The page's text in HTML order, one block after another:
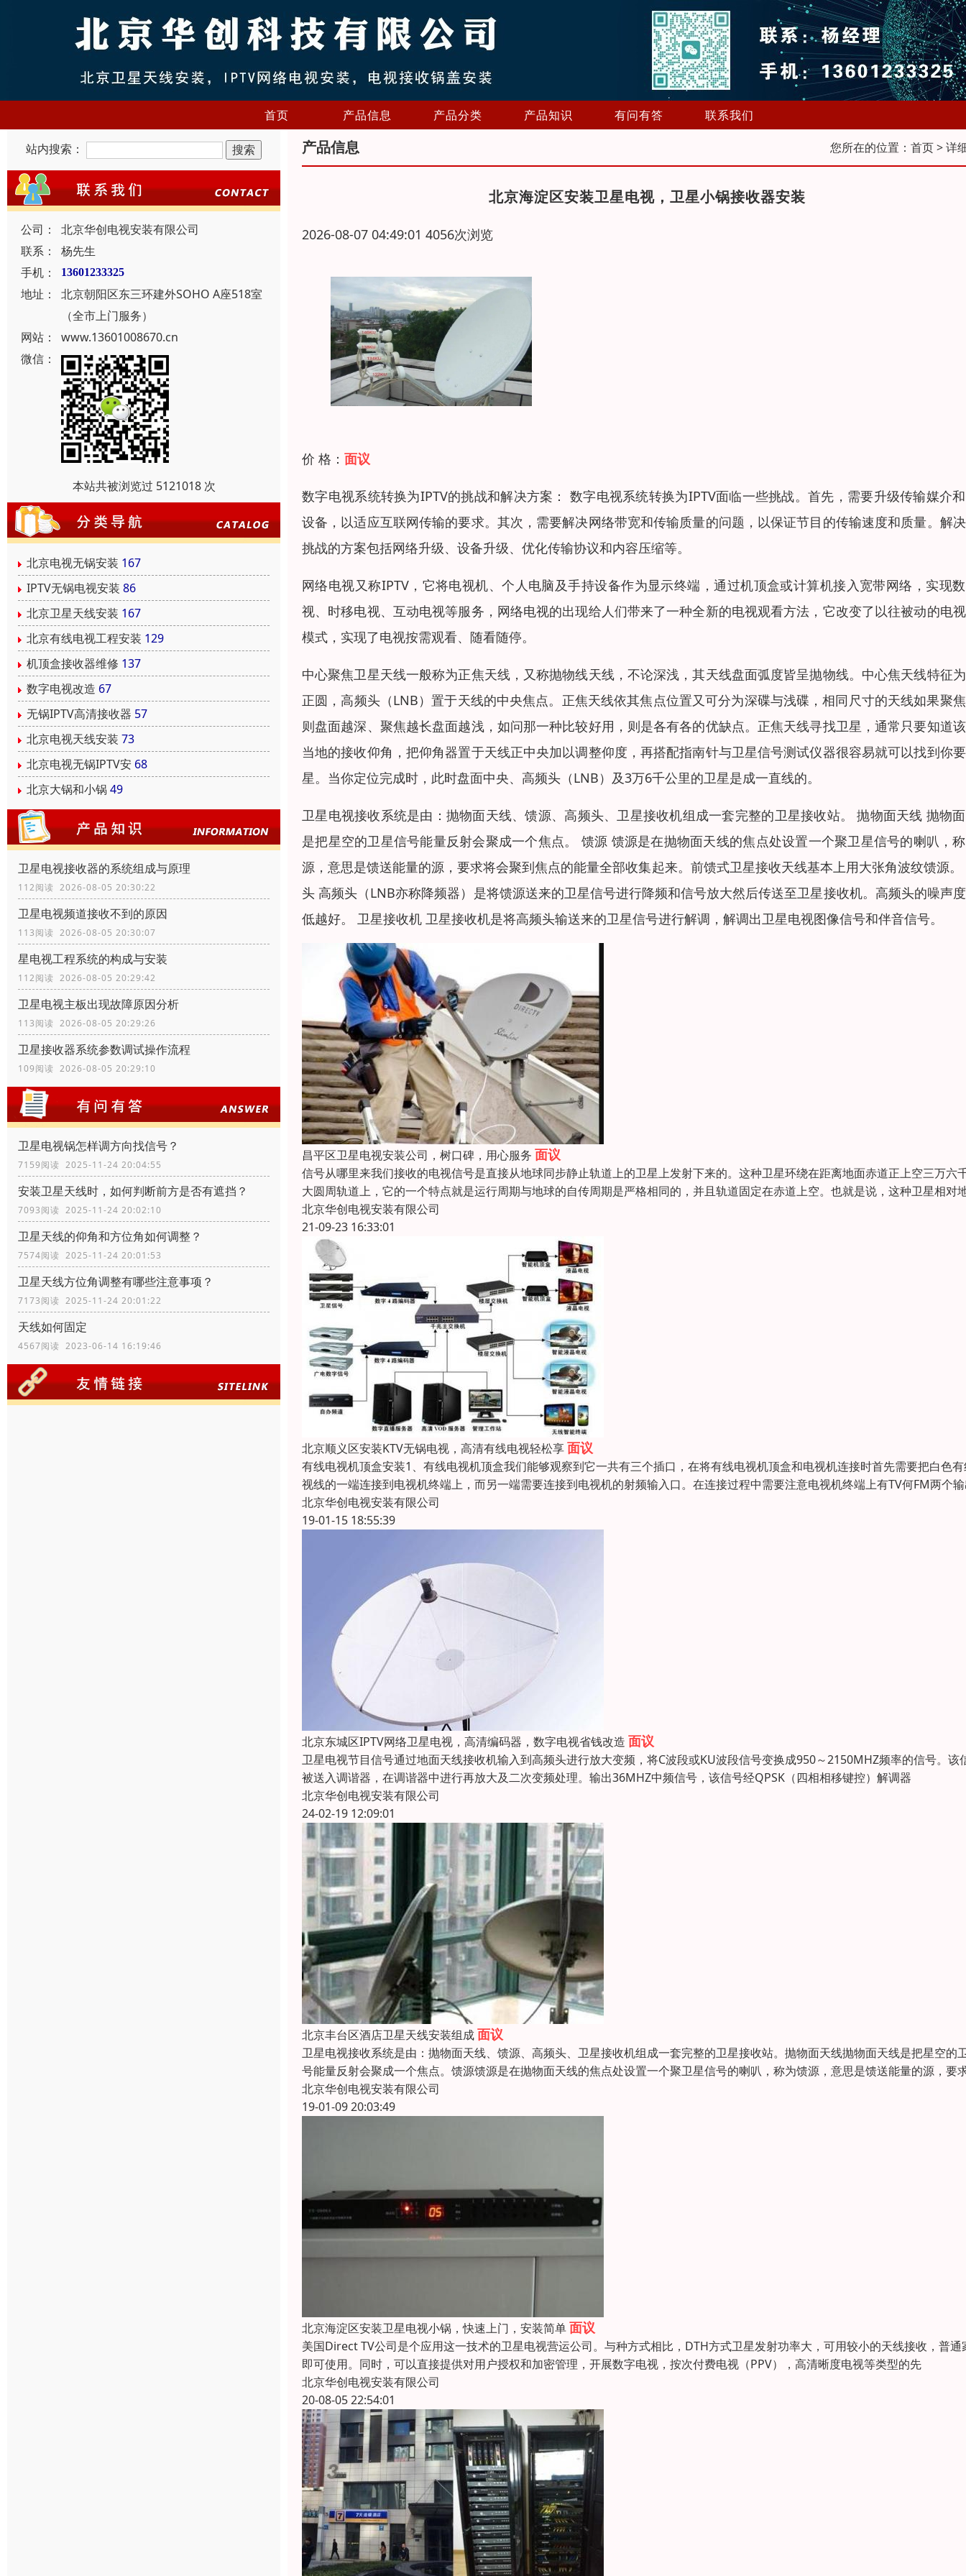
首页 产品信息 产品分类 产品知识 有问有答 联系我们
站内搜索：
公司：
北京华创电视安装有限公司
联系：
杨先生
手机：
13601233325
地址：
北京朝阳区东三环建外SOHO A座518室
（全市上门服务）
网站：
www.13601008670.cn
微信：
本站共被浏览过 5121018 次
北京电视无锅安装 167
IPTV无锅电视安装 86
北京卫星天线安装 167
北京有线电视工程安装 129
机顶盒接收器维修 137
数字电视改造 67
无锅IPTV高清接收器 57
北京电视天线安装 73
北京电视无锅IPTV安 68
北京大锅和小锅 49
卫星电视接收器的系统组成与原理
112阅读 2026-08-05 20:30:22
卫星电视频道接收不到的原因
113阅读 2026-08-05 20:30:07
星电视工程系统的构成与安装
112阅读 2026-08-05 20:29:42
卫星电视主板出现故障原因分析
113阅读 2026-08-05 20:29:26
卫星接收器系统参数调试操作流程
109阅读 2026-08-05 20:29:10
卫星电视锅怎样调方向找信号？
7159阅读 2025-11-24 20:04:55
安装卫星天线时，如何判断前方是否有遮挡？
7093阅读 2025-11-24 20:02:10
卫星天线的仰角和方位角如何调整？
7574阅读 2025-11-24 20:01:53
卫星天线方位角调整有哪些注意事项？
7173阅读 2025-11-24 20:01:22
天线如何固定
4567阅读 2023-06-14 16:19:46
产品信息 您所在的位置： 首页> 详
北京海淀区安装卫星电视，卫星小锅接收器安装
2026-08-07 04:49:01 4056次浏览
价 格： 面议
数字电视系统转换为IPTV的挑战和解决方案： 数字电视系统转换为IPTV面临一些挑战。首先，需要升级传输媒介
设备，以适应互联网传输的要求。其次，需要解决网络带宽和传输质量的问题，以保证节目的传输速度和质量。解
挑战的方案包括网络升级、设备升级、优化传输协议和内容压缩等。
网络电视又称IPTV，它将电视机、个人电脑及手持设备作为显示终端，通过机顶盒或计算机接入宽带网络，实现
视、时移电视、互动电视等服务，网络电视的出现给人们带来了一种全新的电视观看方法，它改变了以往被动的电
模式，实现了电视按需观看、随看随停。
中心聚焦卫星天线一般称为正焦天线，又称抛物线天线，不论深浅，其天线盘面弧度皆呈抛物线。中心焦天线特征
正圆，高频头（LNB）置于天线的中央焦点。正焦天线依其焦点位置又可分为深碟与浅碟，相同尺寸的天线如果聚
则盘面越深、聚焦越长盘面越浅，如问那一种比较好用，则是各有各的优缺点。正焦天线寻找卫星，通常只要知道
当地的接收仰角，把仰角器置于天线正中央加以调整仰度，再搭配指南针与卫星信号测试仪器很容易就可以找到你
星。当你定位完成时，此时盘面中央、高频头（LNB）及3万6千公里的卫星是成一直线的。
卫星电视接收系统是由：抛物面天线、馈源、高频头、卫星接收机组成一套完整的卫星接收站。 抛物面天线 抛物
是把星空的卫星信号能量反射会聚成一个焦点。 馈源 馈源是在抛物面天线的焦点处设置一个聚卫星信号的喇叭，
源，意思是馈送能量的源，要求将会聚到焦点的能量全部收集起来。前馈式卫星接收天线基本上用大张角波纹馈源。
头 高频头（LNB亦称降频器）是将馈源送来的卫星信号进行降频和信号放大然后传送至卫星接收机。高频头的噪声
低越好。 卫星接收机 卫星接收机是将高频头输送来的卫星信号进行解调，解调出卫星电视图像信号和伴音信号。
昌平区卫星电视安装公司，树口碑，用心服务 面议
信号从哪里来我们接收的电视信号是直接从地球同步静止轨道上的卫星上发射下来的。这种卫星环绕在距离地面赤道正上空三万六
大圆周轨道上，它的一个特点就是运行周期与地球的自传周期是严格相同的，并且轨道固定在赤道上空。也就是说，这种卫星相对
北京华创电视安装有限公司
21-09-23 16:33:01
北京顺义区安装KTV无锅电视，高清有线电视轻松享面议
有线电视机顶盒安装1、有线电视机顶盒我们能够观察到它一共有三个插口，在将有线电视机顶盒和电视机连接时首先需要把白色
视线的一端连接到电视机终端上，而另一端需要连接到电视机的射频输入口。在连接过程中需要注意电视机终端上有TV何FM两个
北京华创电视安装有限公司
19-01-15 18:55:39
北京东城区IPTV网络卫星电视，高清编码器，数字电视省钱改造 面议
卫星电视节目信号通过地面天线接收机输入到高频头进行放大变频，将C波段或KU波段信号变换成950～2150MHZ频率的信号。该
被送入调谐器，在调谐器中进行再放大及二次变频处理。输出36MHZ中频信号，该信号经QPSK（四相相移键控）解调器
北京华创电视安装有限公司
24-02-19 12:09:01
北京丰台区酒店卫星天线安装组成面议
卫星电视接收系统是由：抛物面天线、馈源、高频头、卫星接收机组成一套完整的卫星接收站。抛物面天线抛物面天线是把星空的
号能量反射会聚成一个焦点。馈源馈源是在抛物面天线的焦点处设置一个聚卫星信号的喇叭，称为馈源，意思是馈送能量的源，要
北京华创电视安装有限公司
19-01-09 20:03:49
北京海淀区安装卫星电视小锅，快速上门，安装简单面议
美国Direct TV公司是个应用这一技术的卫星电视营运公司。与种方式相比，DTH方式卫星发射功率大，可用较小的天线接收，普通
即可使用。同时，可以直接提供对用户授权和加密管理，开展数字电视，按次付费电视（PPV），高清晰度电视等类型的先
北京华创电视安装有限公司
20-08-05 22:54:01